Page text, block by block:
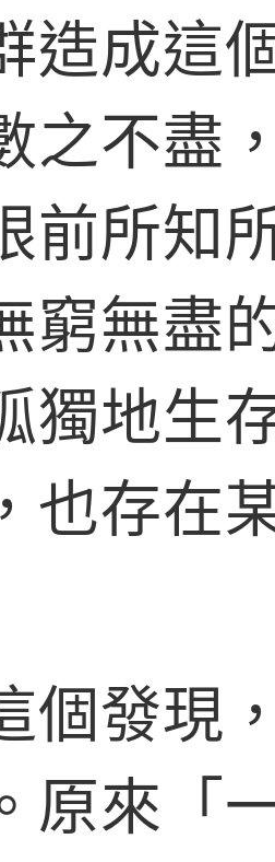
造成這
之不盡
前所知
窮無盡
獨地生
也存在
個發現
原來「